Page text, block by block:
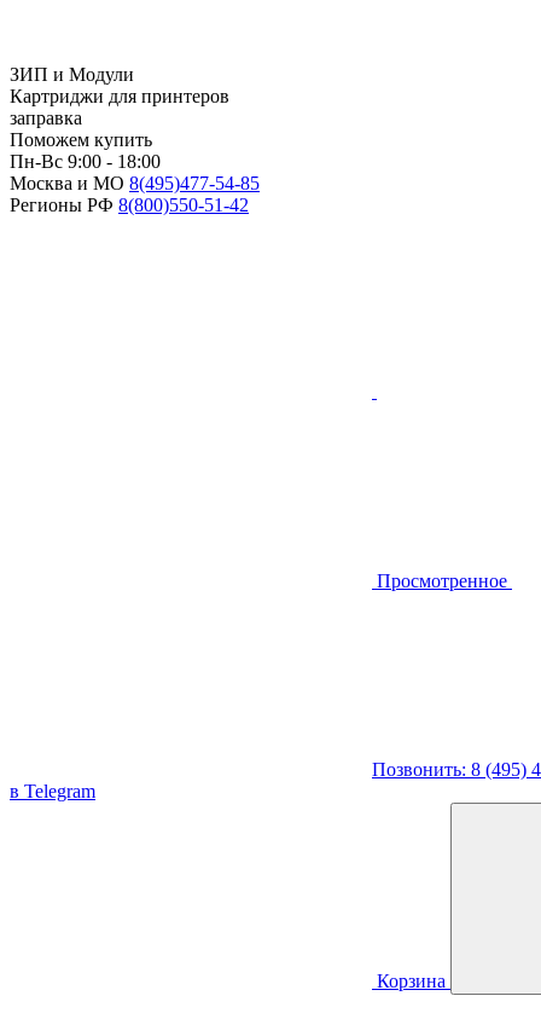
ЗИП и Модули
Картриджи для принтеров
заправка
Поможем купить
Пн-Вс 9:00 - 18:00
Москва и МО 8(495)477-54-85
Регионы РФ 8(800)550-51-42
Просмотренное
Позвонить: 8 (495)
в Telegram
Корзина